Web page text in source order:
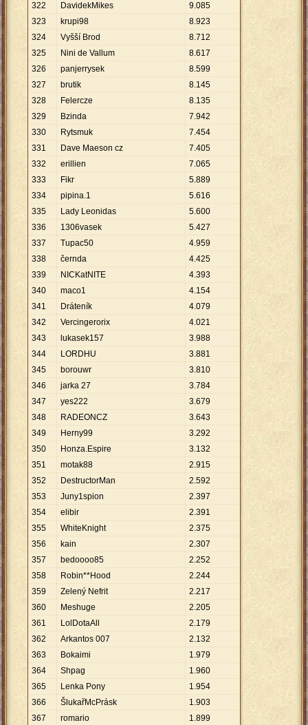
322
DavidekMikes 9.085
323
krupi98 8.923
324
Vyšší Brod 8.712
325
Nini de Vallum 8.617
326
panjerrysek 8.599
327
brutik 8.145
328
Felercze 8.135
329
Bzinda 7.942
330
Rytsmuk 7.454
331
Dave Maeson cz 7.405
332
erillien 7.065
333
Fikr 5.889
334
pipina.1 5.616
335
Lady Leonidas 5.600
336
1306vasek 5.427
337
Tupac50 4.959
338
černda 4.425
339
NICKatNITE 4.393
340
maco1 4.154
341
Dráteník 4.079
342
Vercingerorix 4.021
343
lukasek157 3.988
344
LORDHU 3.881
345
borouwr 3.810
346
jarka 27 3.784
347
yes222 3.679
348
RADEONCZ 3.643
349
Herny99 3.292
350
Honza.Espire 3.132
351
motak88 2.915
352
DestructorMan 2.592
353
Juny1spion 2.397
354
elibir 2.391
355
WhiteKnight 2.375
356
kain 2.307
357
bedoooo85 2.252
358
Robin**Hood 2.244
359
Zelený Nefrit 2.217
360
Meshuge 2.205
361
LolDotaAll 2.179
362
Arkantos 007 2.132
363
Bokaimi 1.979
364
Shpag 1.960
365
Lenka Pony 1.954
366
ŠlukařMcPrásk 1.903
367
romario 1.899